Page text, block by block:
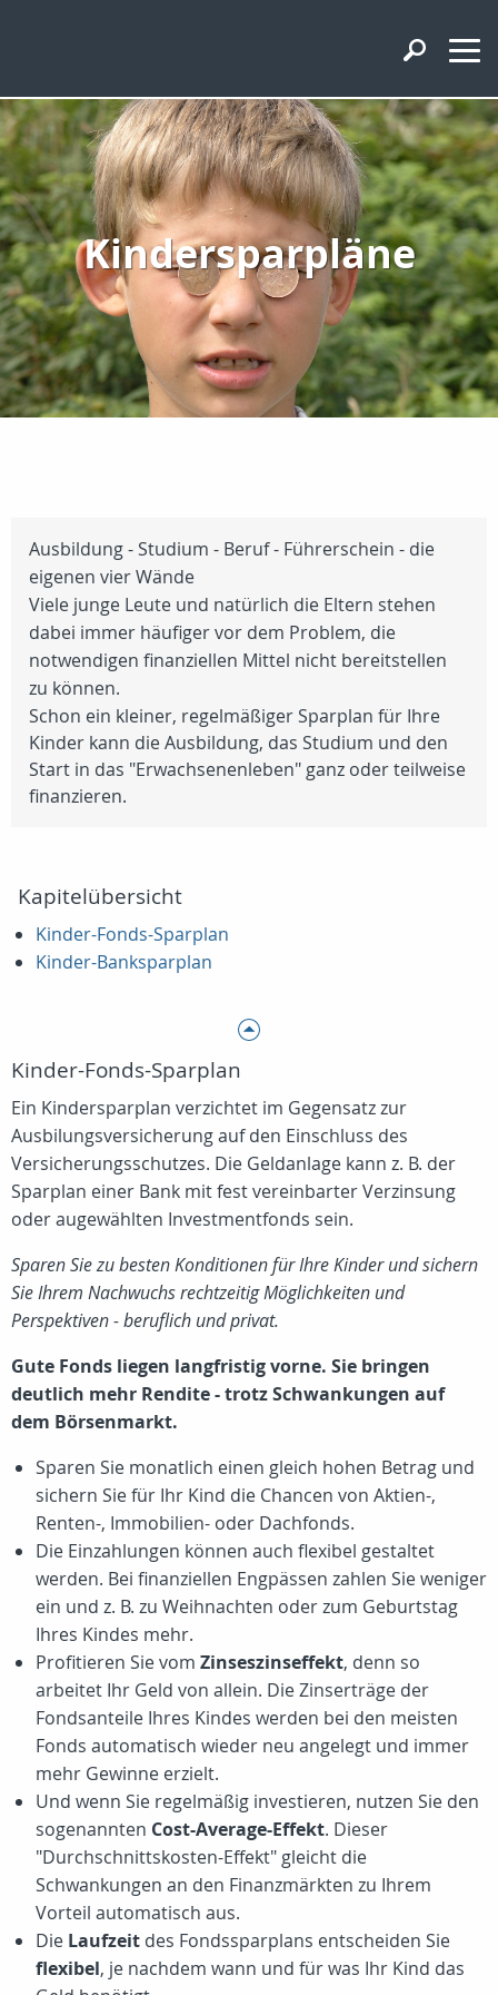
Kindersparpläne
Ausbildung - Studium - Beruf - Führerschein - die
eigenen vier Wände
Viele junge Leute und natürlich die Eltern stehen
dabei immer häufiger vor dem Problem, die
notwendigen finanziellen Mittel nicht bereitstellen
zu können.
Schon ein kleiner, regelmäßiger Sparplan für Ihre
Kinder kann die Ausbildung, das Studium und den
Start in das "Erwachsenenleben" ganz oder teilweise
finanzieren.
Kapitelübersicht
Kinder-Fonds-Sparplan
Kinder-Banksparplan
Kinder-Fonds-Sparplan
Ein Kindersparplan verzichtet im Gegensatz zur
Ausbilungsversicherung auf den Einschluss des
Versicherungsschutzes. Die Geldanlage kann z. B. der
Sparplan einer Bank mit fest vereinbarter Verzinsung
oder augewählten Investmentfonds sein.
Sparen Sie zu besten Konditionen für Ihre Kinder und sichern
Sie Ihrem Nachwuchs rechtzeitig Möglichkeiten und
Perspektiven - beruflich und privat.
Gute Fonds liegen langfristig vorne. Sie bringen
deutlich mehr Rendite - trotz Schwankungen auf
dem Börsenmarkt.
Sparen Sie monatlich einen gleich hohen Betrag und
sichern Sie für Ihr Kind die Chancen von Aktien-,
Renten-, Immobilien- oder Dachfonds.
Die Einzahlungen können auch flexibel gestaltet
werden. Bei finanziellen Engpässen zahlen Sie weniger
ein und z. B. zu Weihnachten oder zum Geburtstag
Ihres Kindes mehr.
Profitieren Sie vom Zinseszinseffekt, denn so
arbeitet Ihr Geld von allein. Die Zinserträge der
Fondsanteile Ihres Kindes werden bei den meisten
Fonds automatisch wieder neu angelegt und immer
mehr Gewinne erzielt.
Und wenn Sie regelmäßig investieren, nutzen Sie den
sogenannten Cost-Average-Effekt. Dieser
"Durchschnittskosten-Effekt" gleicht die
Schwankungen an den Finanzmärkten zu Ihrem
Vorteil automatisch aus.
Die Laufzeit des Fondssparplans entscheiden Sie
flexibel, je nachdem wann und für was Ihr Kind das